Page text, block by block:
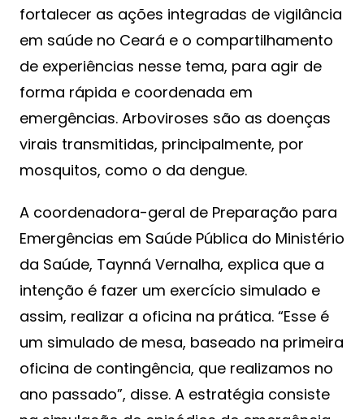
fortalecer as ações integradas de vigilância
em saúde no Ceará e o compartilhamento
de experiências nesse tema, para agir de
forma rápida e coordenada em
emergências. Arboviroses são as doenças
virais transmitidas, principalmente, por
mosquitos, como o da dengue.
A coordenadora-geral de Preparação para
Emergências em Saúde Pública do Ministério
da Saúde, Taynná Vernalha, explica que a
intenção é fazer um exercício simulado e
assim, realizar a oficina na prática. “Esse é
um simulado de mesa, baseado na primeira
oficina de contingência, que realizamos no
ano passado”, disse. A estratégia consiste